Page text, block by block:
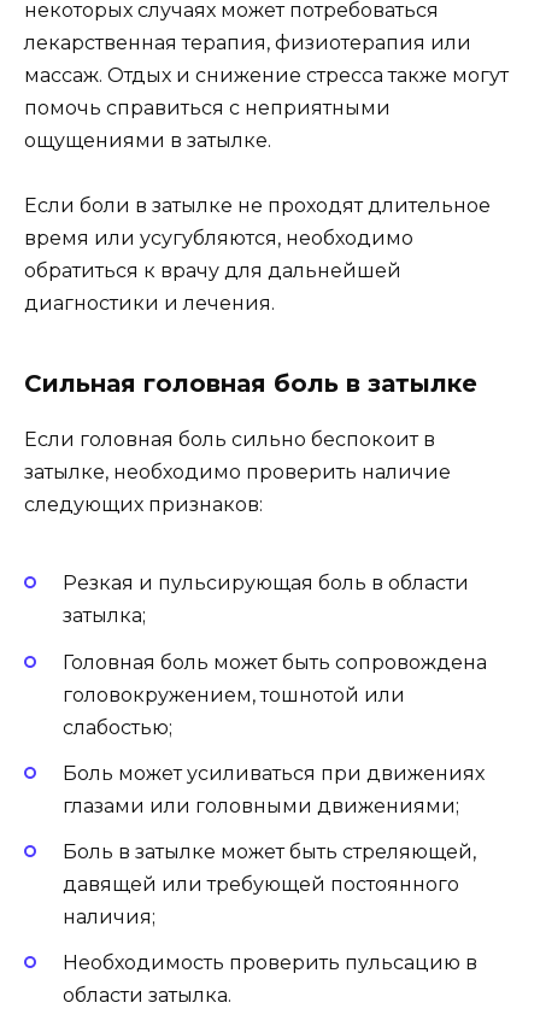
некоторых случаях может потребоваться
лекарственная терапия, физиотерапия или
массаж. Отдых и снижение стресса также могут
помочь справиться с неприятными
ощущениями в затылке.
Если боли в затылке не проходят длительное
время или усугубляются, необходимо
обратиться к врачу для дальнейшей
диагностики и лечения.
Сильная головная боль в затылке
Если головная боль сильно беспокоит в
затылке, необходимо проверить наличие
следующих признаков:
Резкая и пульсирующая боль в области
затылка;
Головная боль может быть сопровождена
головокружением, тошнотой или
слабостью;
Боль может усиливаться при движениях
глазами или головными движениями;
Боль в затылке может быть стреляющей,
давящей или требующей постоянного
наличия;
Необходимость проверить пульсацию в
области затылка.